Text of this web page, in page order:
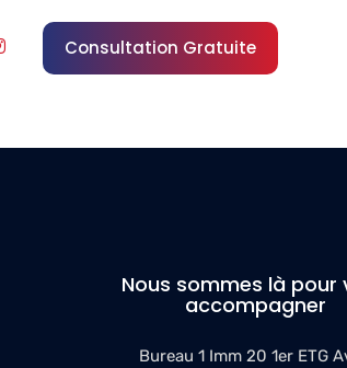
Consultation Gratuite
Nous sommes là pour
accompagner
Bureau 1 Imm 20 1er ETG